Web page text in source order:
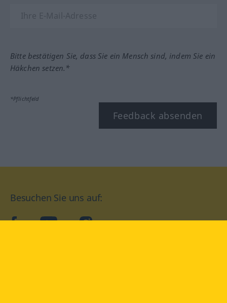
Bitte bestätigen Sie, dass Sie ein Mensch sind, indem Sie ein
Häkchen setzen.*
*Pflichtfeld
Feedback absenden
Besuchen Sie uns auf:
facebookYouTube Instagram